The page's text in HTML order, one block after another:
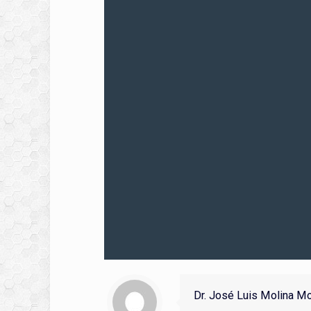
Dr. José Luis Molina